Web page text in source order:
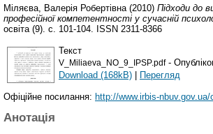
Міляєва, Валерія Робертівна (2010) Підходи до
професійної компетентності у сучасній
освіта (9). с. 101-104. ISSN 2311-8366
Текст
V_Miliaeva_NO_9_IPSP.pdf-
Download (168kB) | Перегляд
Офіційне посилання: http://www.irbis-nbuv.gov.ua/
Анотація